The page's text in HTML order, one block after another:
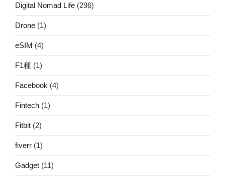
Digital Nomad Life (296)
Drone (1)
eSIM (4)
F1種 (1)
Facebook (4)
Fintech (1)
Fitbit (2)
fiverr (1)
Gadget (11)